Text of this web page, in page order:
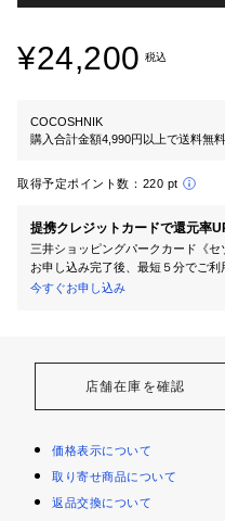
¥24,200 税込
COCOSHNIK
購入合計金額4,990円以上で送料無料
取得予定ポイント数： 220 pt
提携クレジットカードで還元率
三井ショッピングパークカード《セ
お申し込み完了後、最短５分でご利
今すぐお申し込み
店舗在庫を確認
価格表示について
取り寄せ商品について
返品交換について